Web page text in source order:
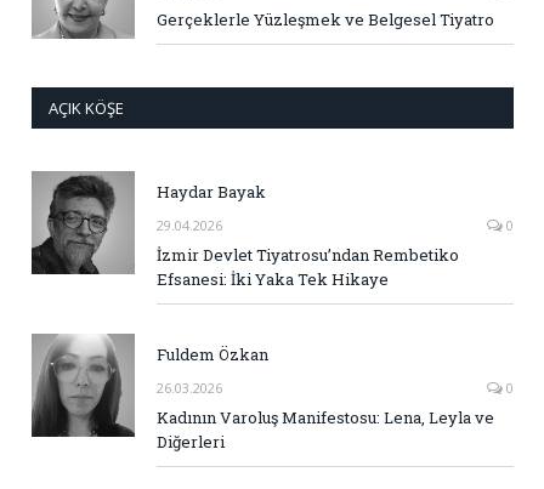
Gerçeklerle Yüzleşmek ve Belgesel Tiyatro
AÇIK KÖŞE
Haydar Bayak
29.04.2026 0
İzmir Devlet Tiyatrosu’ndan Rembetiko
Efsanesi: İki Yaka Tek Hikaye
Fuldem Özkan
26.03.2026 0
Kadının Varoluş Manifestosu: Lena, Leyla ve
Diğerleri